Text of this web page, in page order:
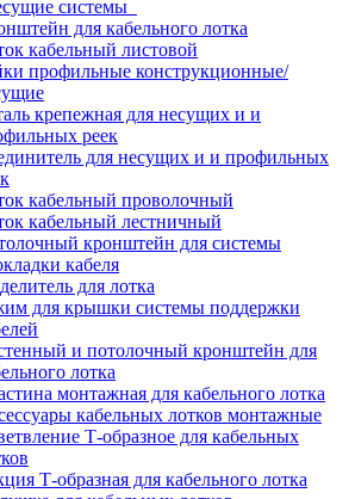
системы
для кабельного лотка
кабельный листовой
профильные конструкционные/
крепежная для несущих и и
реек
для несущих и и профильных
кабельный проволочный
кабельный лестничный
кронштейн для системы
кабеля
для лотка
для крышки системы поддержки
и потолочный кронштейн для
лотка
монтажная для кабельного лотка
кабельных лотков монтажные
Т-образное для кабельных
Т-образная для кабельного лотка